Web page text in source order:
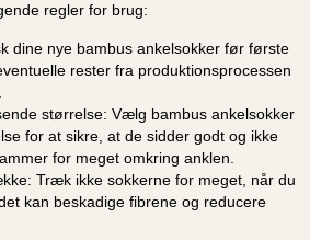
regler for brug:
dine nye bambus ankelsokker før første
rester fra produktionsprocessen
størrelse: Vælg bambus ankelsokker
for at sikre, at de sidder godt og ikke
for meget omkring anklen.
Træk ikke sokkerne for meget, når du
kan beskadige fibrene og reducere